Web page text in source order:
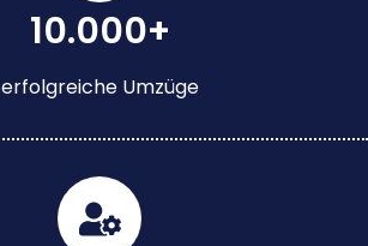
10.000+
erfolgreiche Umzüge